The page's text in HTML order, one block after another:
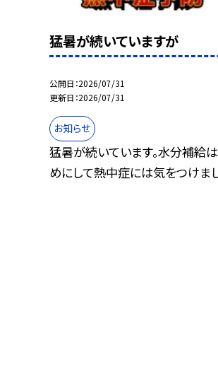
猛暑が続いていますが
公開日 2026/07/31
更新日 2026/07/31
お知らせ
猛暑が続いています。水分補給
めにして熱中症には気をつけまし